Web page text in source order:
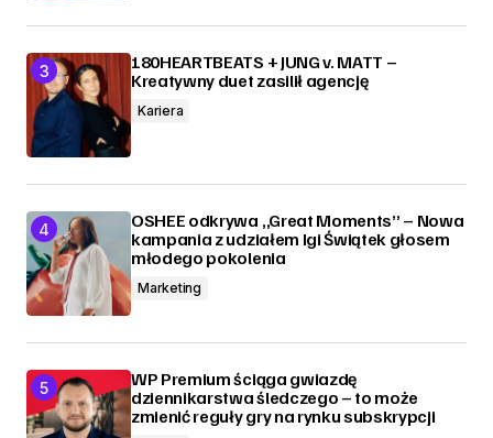
180HEARTBEATS + JUNG v. MATT –
Kreatywny duet zasilił agencję
Kariera
OSHEE odkrywa „Great Moments” – Nowa
kampania z udziałem Igi Świątek głosem
młodego pokolenia
Marketing
WP Premium ściąga gwiazdę
dziennikarstwa śledczego – to może
zmienić reguły gry na rynku subskrypcji